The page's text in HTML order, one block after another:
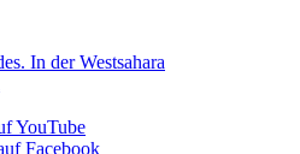
In der Westsahara
YouTube
Facebook